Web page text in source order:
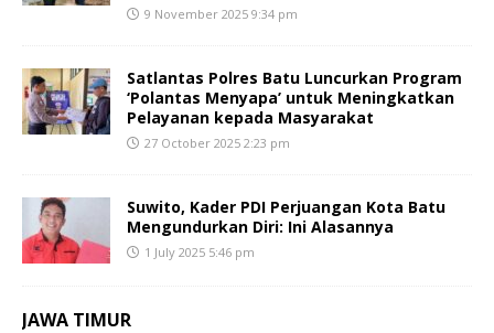
9 November 2025 9:34 pm
Satlantas Polres Batu Luncurkan Program
‘Polantas Menyapa’ untuk Meningkatkan
Pelayanan kepada Masyarakat
27 October 2025 2:23 pm
Suwito, Kader PDI Perjuangan Kota Batu
Mengundurkan Diri: Ini Alasannya
1 July 2025 5:46 pm
JAWA TIMUR